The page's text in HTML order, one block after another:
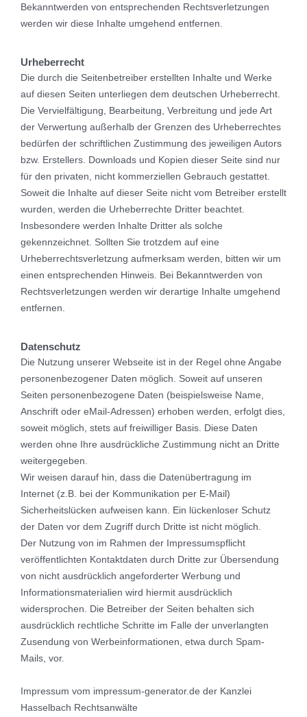
Bekanntwerden von entsprechenden Rechtsverletzungen
werden wir diese Inhalte umgehend entfernen.
Urheberrecht
Die durch die Seitenbetreiber erstellten Inhalte und Werke
auf diesen Seiten unterliegen dem deutschen Urheberrecht.
Die Vervielfältigung, Bearbeitung, Verbreitung und jede Art
der Verwertung außerhalb der Grenzen des Urheberrechtes
bedürfen der schriftlichen Zustimmung des jeweiligen Autors
bzw. Erstellers. Downloads und Kopien dieser Seite sind nur
für den privaten, nicht kommerziellen Gebrauch gestattet.
Soweit die Inhalte auf dieser Seite nicht vom Betreiber erstellt
wurden, werden die Urheberrechte Dritter beachtet.
Insbesondere werden Inhalte Dritter als solche
gekennzeichnet. Sollten Sie trotzdem auf eine
Urheberrechtsverletzung aufmerksam werden, bitten wir um
einen entsprechenden Hinweis. Bei Bekanntwerden von
Rechtsverletzungen werden wir derartige Inhalte umgehend
entfernen.
Datenschutz
Die Nutzung unserer Webseite ist in der Regel ohne Angabe
personenbezogener Daten möglich. Soweit auf unseren
Seiten personenbezogene Daten (beispielsweise Name,
Anschrift oder eMail-Adressen) erhoben werden, erfolgt dies,
soweit möglich, stets auf freiwilliger Basis. Diese Daten
werden ohne Ihre ausdrückliche Zustimmung nicht an Dritte
weitergegeben.
Wir weisen darauf hin, dass die Datenübertragung im
Internet (z.B. bei der Kommunikation per E-Mail)
Sicherheitslücken aufweisen kann. Ein lückenloser Schutz
der Daten vor dem Zugriff durch Dritte ist nicht möglich.
Der Nutzung von im Rahmen der Impressumspflicht
veröffentlichten Kontaktdaten durch Dritte zur Übersendung
von nicht ausdrücklich angeforderter Werbung und
Informationsmaterialien wird hiermit ausdrücklich
widersprochen. Die Betreiber der Seiten behalten sich
ausdrücklich rechtliche Schritte im Falle der unverlangten
Zusendung von Werbeinformationen, etwa durch Spam-
Mails, vor.
Impressum vom impressum-generator.de der Kanzlei
Hasselbach Rechtsanwälte